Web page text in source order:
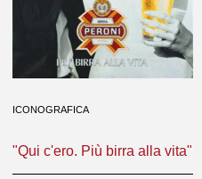
ICONOGRAFICA
"Qui c'ero. Più birra alla vita"